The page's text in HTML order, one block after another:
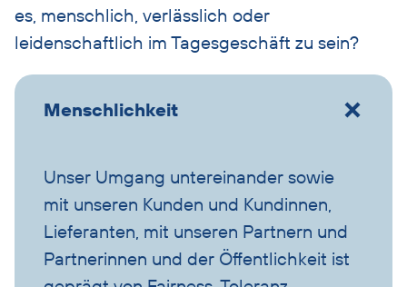
es, menschlich, verlässlich oder
leidenschaftlich im Tagesgeschäft zu sein?
Menschlichkeit
Unser Umgang untereinander sowie
mit unseren Kunden und Kundinnen,
Lieferanten, mit unseren Partnern und
Partnerinnen und der Öffentlichkeit ist